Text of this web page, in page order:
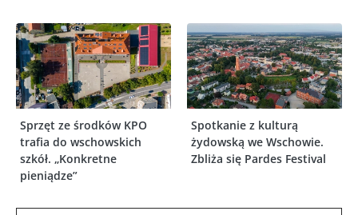
Sprzęt ze środków KPO
trafia do wschowskich
szkół. „Konkretne
pieniądze”
Spotkanie z kulturą
żydowską we Wschowie.
Zbliża się Pardes Festival